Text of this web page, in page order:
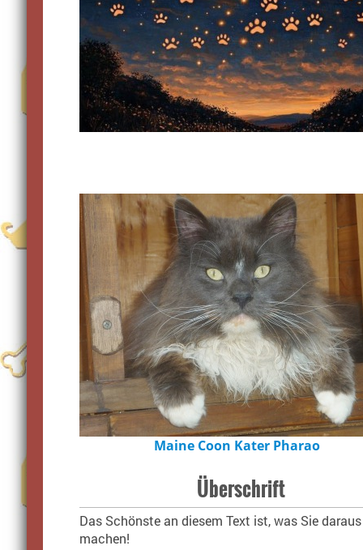
Maine Coon Kater Pharao
Überschrift
Das Schönste an diesem Text ist, was Sie daraus
machen!